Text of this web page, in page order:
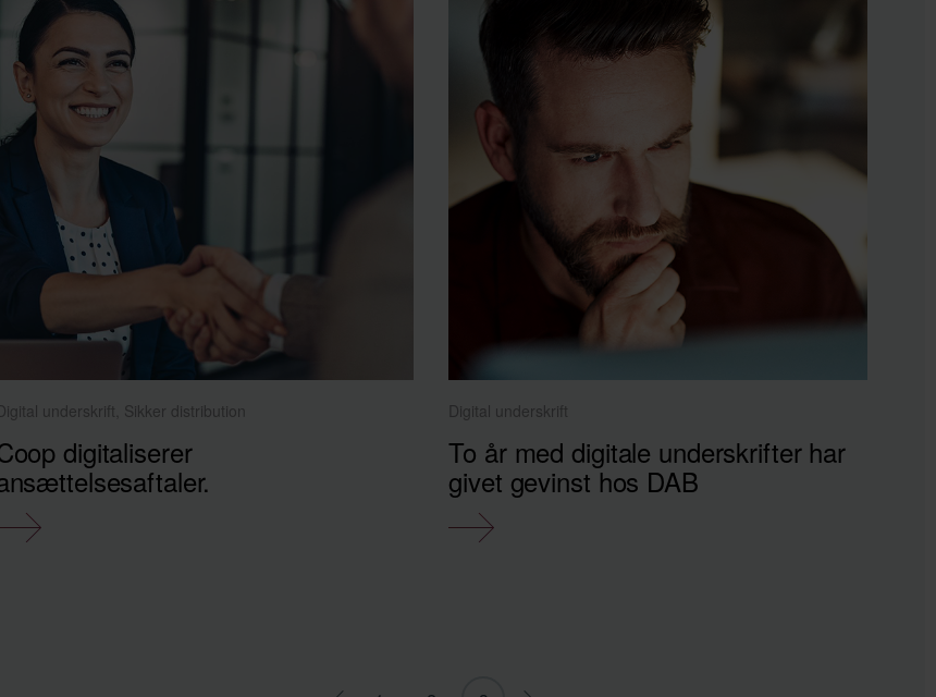
underskrift, Sikker distribution
digitaliserer
Digital underskrift
To år med digitale underskrifter har
givet gevinst hos DAB